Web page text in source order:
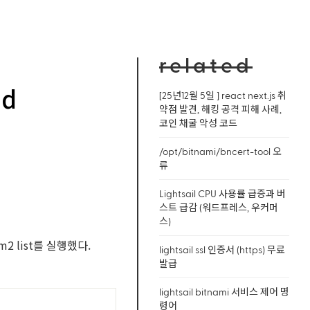
list를 실행했다.
related
[25년12월 5일 ] react next.js 취
약점 발견, 해킹 공격 피해 사례,
코인 채굴 악성 코드
/opt/bitnami/bncert-tool 오
류
Lightsail CPU 사용률 급증과 버
스트 급감 (워드프레스, 우커머
스)
lightsail ssl 인증서 (https) 무료
발급
lightsail bitnami 서비스 제어 명
령어